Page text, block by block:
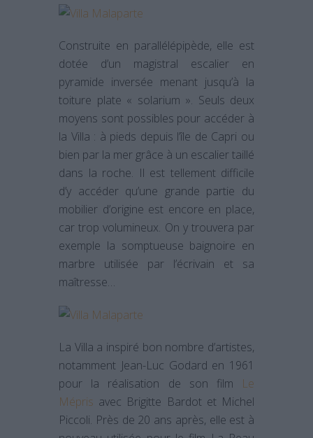
Construite en parallélépipède, elle est
dotée d’un magistral escalier en
pyramide inversée menant jusqu’à la
toiture plate « solarium ». Seuls deux
moyens sont possibles pour accéder à
la Villa : à pieds depuis l’île de Capri ou
bien par la mer grâce à un escalier taillé
dans la roche. Il est tellement difficile
d’y accéder qu’une grande partie du
mobilier d’origine est encore en place,
car trop volumineux. On y trouvera par
exemple la somptueuse baignoire en
marbre utilisée par l’écrivain et sa
maîtresse…
La Villa a inspiré bon nombre d’artistes,
notamment Jean-Luc Godard en 1961
pour la réalisation de son film Le
Mépris avec Brigitte Bardot et Michel
Piccoli. Près de 20 ans après, elle est à